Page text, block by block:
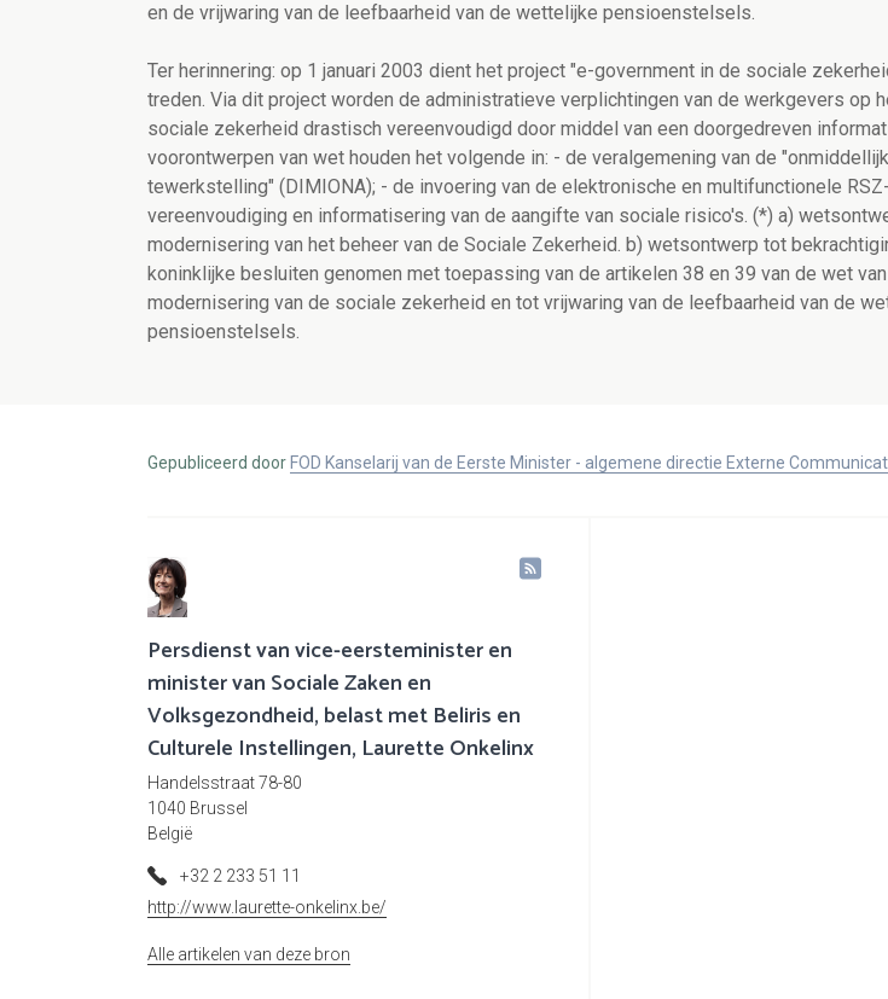
en de vrijwaring van de leefbaarheid van de wettelijke pensioenstelsels.
Ter herinnering: op 1 januari 2003 dient het project "e-government in de sociale
treden. Via dit project worden de administratieve verplichtingen van de werkgevers op
sociale zekerheid drastisch vereenvoudigd door middel van een doorgedreven
voorontwerpen van wet houden het volgende in: - de veralgemening van de
tewerkstelling" (DIMIONA); - de invoering van de elektronische en multifunctionele
vereenvoudiging en informatisering van de aangifte van sociale risico's. (*) a)
modernisering van het beheer van de Sociale Zekerheid. b) wetsontwerp tot
koninklijke besluiten genomen met toepassing van de artikelen 38 en 39 van de wet
modernisering van de sociale zekerheid en tot vrijwaring van de leefbaarheid van de
pensioenstelsels.
Gepubliceerd door FOD Kanselarij van de Eerste Minister - algemene directie Externe
Persdienst van vice-eersteminister en
minister van Sociale Zaken en
Volksgezondheid, belast met Beliris en
Culturele Instellingen, Laurette Onkelinx
Handelsstraat 78-80
1040 Brussel
België
+32 2 233 51 11
http://www.laurette-onkelinx.be/
Alle artikelen van deze bron